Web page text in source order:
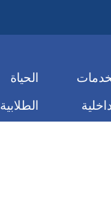
الحياة
الطلابية